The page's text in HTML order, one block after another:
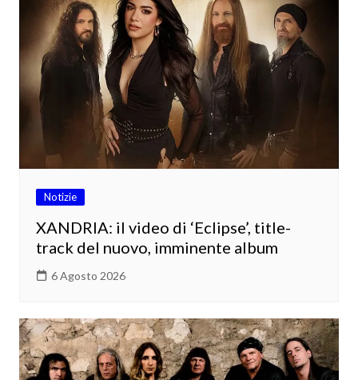
Notizie
XANDRIA: il video di ‘Eclipse’, title-
track del nuovo, imminente album
6 Agosto 2026